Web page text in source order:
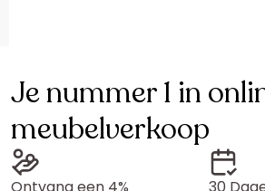
Je nummer 1 in
meubelverkoop